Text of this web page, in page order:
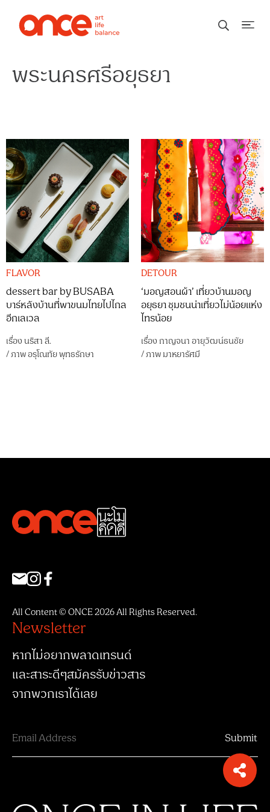
พระนครศรีอยุธยา
FLAVOR
dessert bar by BUSABA
บาร์หลังบ้านที่พาขนมไทยไปไกล
อีกเลเวล
เรื่องนริสา ลี.
/ภาพอรุโณทัย พุทธรักษา
DETOUR
‘มอญสอนผ้า’ เที่ยวบ้านมอญ
อยุธยา ชุมชนน่าเที่ยวไม่น้อยแห่ง
ไทรน้อย
เรื่อง กาญจนา อายุวัฒน์ธนชัย
/ภาพมาหยารัศมี
All Content © ONCE 2026 All Rights Reserved.
Newsletter
หากไม่อยากพลาดเทรนด์
และสาระดีๆสมัครรับข่าวสาร
จากพวกเราได้เลย